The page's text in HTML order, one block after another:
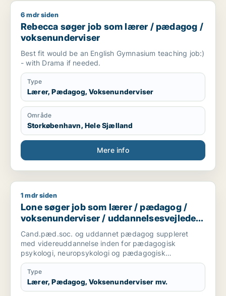
Rebecca søger job som lærer / pædagog /
6 mdr siden
Rebecca søger job som lærer / pædagog /
voksenunderviser
Best fit would be an English Gymnasium teaching job:)
- with Drama if needed.
Type
Lærer, Pædagog, Voksenunderviser
Område
Storkøbenhavn, Hele Sjælland
Mere info
Lone søger job som lærer / pædagog / voksenunderviser /
1 mdr siden
Lone søger job som lærer / pædagog /
voksenunderviser / uddannelsesvejleder /
karriererådgiver
Cand.pæd.soc. og uddannet pædagog suppleret
med videreuddannelse inden for pædagogisk
psykologi, neuropsykologi og pædagogisk
intervention. Har mange års erfaring med
undervisning, vejledning og facilitering af lærings- og
udviklingsprocesser for både børn, unge og
fagprofessionelle. Besidder stærke didaktiske
Type
Lærer, Pædagog, Voksenunderviser mv.